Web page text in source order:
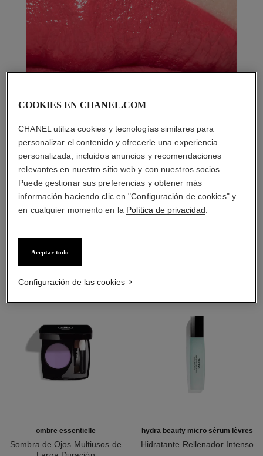
ombre essentielle
Sombra de Ojos Multiusos de
hydra beauty micro sérum lèvres
Hidratante Rellenador Intenso
COOKIES EN CHANEL.COM
CHANEL utiliza cookies y tecnologías similares para
personalizar el contenido y ofrecerle una experiencia
personalizada, incluidos anuncios y recomendaciones
relevantes en nuestro sitio web y con nuestros socios.
Puede gestionar sus preferencias y obtener más
información haciendo clic en "Configuración de cookies" y
en cualquier momento en la Política de privacidad
Aceptar todo
Configuración de las cookies